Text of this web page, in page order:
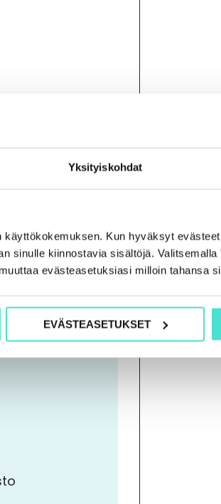
Yksityiskohdat
käyttökokemuksen. Kun hyväksyt
sinulle kiinnostavia sisältöjä.
evästeasetuksiasi milloin tahansa
EVÄSTEASETUKSET
H
J
E
A